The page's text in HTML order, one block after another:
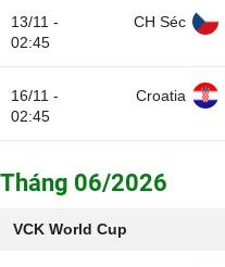
13/11 -
02:45
CH Séc
16/11 -
02:45
Croatia
Tháng 06/2026
VCK World Cup